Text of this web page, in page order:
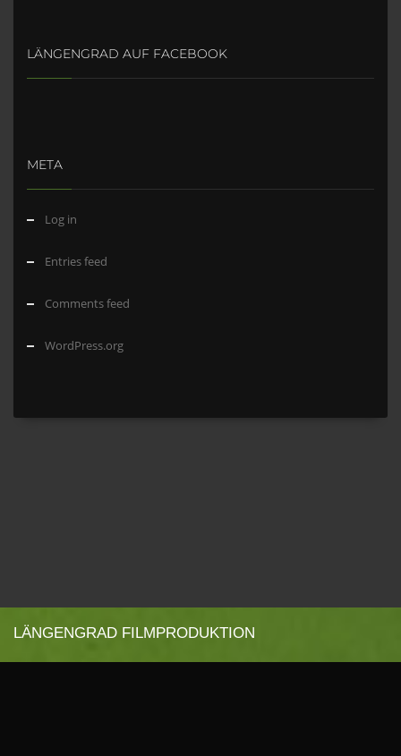
LÄNGENGRAD AUF FACEBOOK
META
Log in
Entries feed
Comments feed
WordPress.org
LÄNGENGRAD FILMPRODUKTION